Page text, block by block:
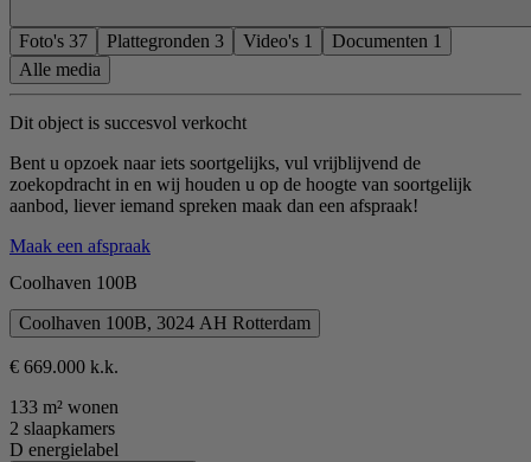
Foto's 37 Plattegronden 3 Video's 1 Documenten 1
Alle media
Dit object is succesvol verkocht
Bent u opzoek naar iets soortgelijks, vul vrijblijvend de
zoekopdracht in en wij houden u op de hoogte van soortgelijk
aanbod, liever iemand spreken maak dan een afspraak!
Maak een afspraak
Coolhaven 100B
Coolhaven 100B, 3024 AH Rotterdam
€ 669.000 k.k.
133 m² wonen
2 slaapkamers
D energielabel